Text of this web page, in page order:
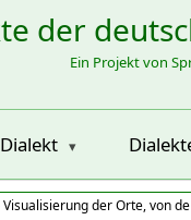
der
Ein Projekt von
Visualisierung der Orte, von